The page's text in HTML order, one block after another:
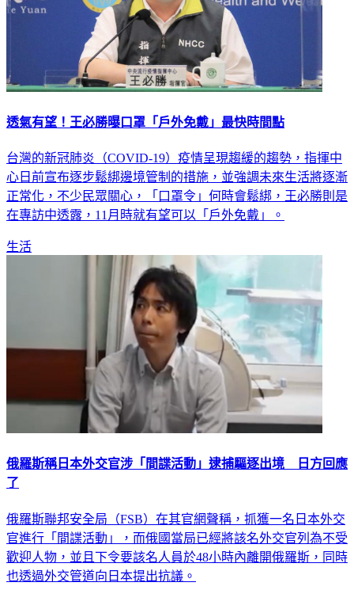
透氣有望！王必勝曝口罩「戶外免戴」最快時間點
台灣的新冠肺炎（COVID-19）疫情呈現趨緩的趨勢，指揮中
心日前宣布逐步鬆綁邊境管制的措施，並強調未來生活將逐漸
正常化，不少民眾關心，「口罩令」何時會鬆綁，王必勝則是
在專訪中透露，11月時就有望可以「戶外免戴」。
生活
俄羅斯稱日本外交官涉「間諜活動」逮捕驅逐出境 日方回應
了
俄羅斯聯邦安全局（FSB）在其官網聲稱，抓獲一名日本外交
官進行「間諜活動」，而俄國當局已經將該名外交官列為不受
歡迎人物，並且下令要該名人員於48小時內離開俄羅斯，同時
也透過外交管道向日本提出抗議。